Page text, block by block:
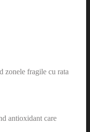
zonele fragile cu rata
antioxidant care